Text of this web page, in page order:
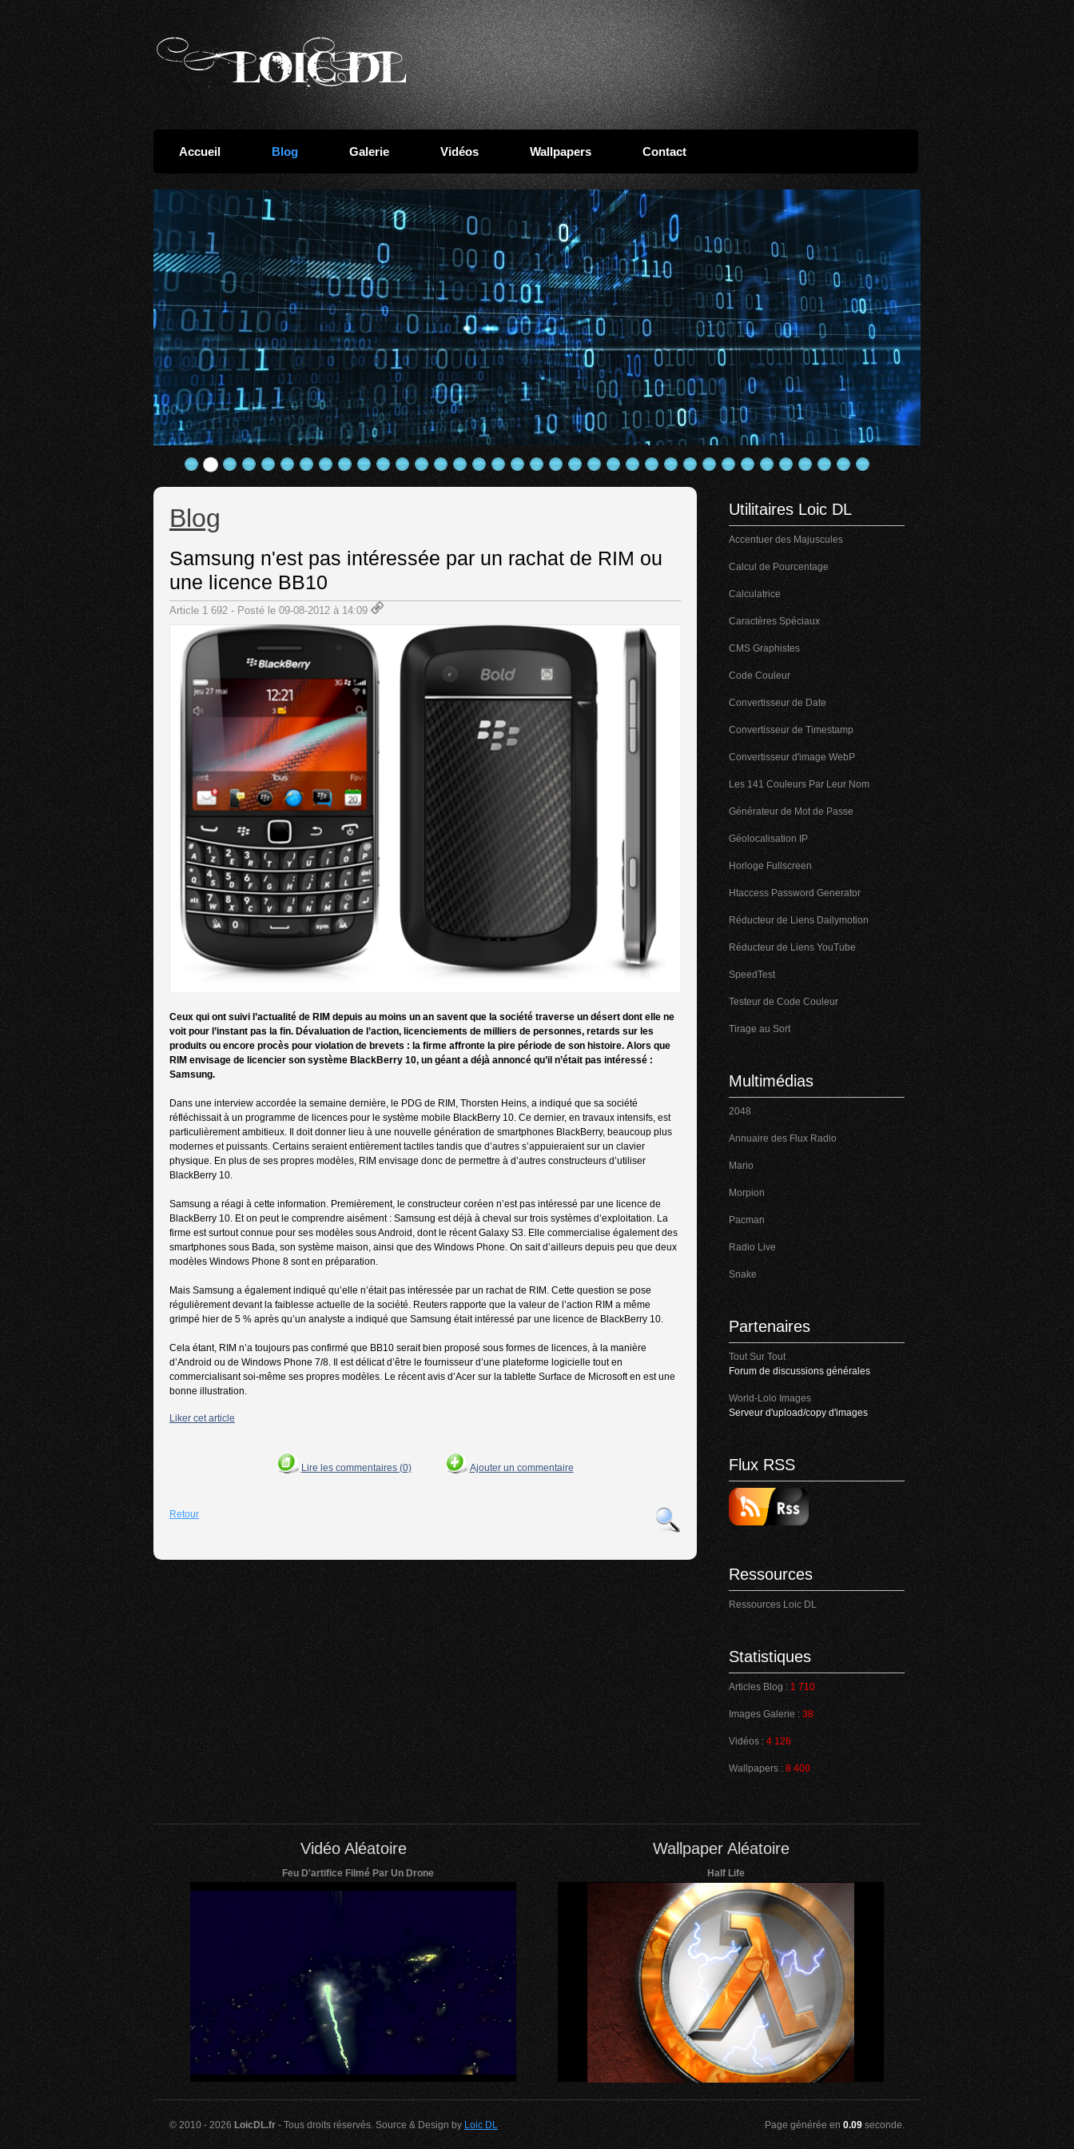
Accueil Blog Galerie Vidéos Wallpapers Contact
Blog
Samsung n'est pas intéressée par un rachat de RIM ou
une licence BB10
Article 1 692 - Posté le 09-08-2012 à 14:09
Ceux qui ont suivi l’actualité de RIM depuis au moins un an savent que la société traverse un désert dont elle ne
voit pour l’instant pas la fin. Dévaluation de l’action, licenciements de milliers de personnes, retards sur les
produits ou encore procès pour violation de brevets : la firme affronte la pire période de son histoire. Alors que
RIM envisage de licencier son système BlackBerry 10, un géant a déjà annoncé qu’il n’était pas intéressé :
Samsung.
Dans une interview accordée la semaine dernière, le PDG de RIM, Thorsten Heins, a indiqué que sa société
réfléchissait à un programme de licences pour le système mobile BlackBerry 10. Ce dernier, en travaux intensifs, est
particulièrement ambitieux. Il doit donner lieu à une nouvelle génération de smartphones BlackBerry, beaucoup plus
modernes et puissants. Certains seraient entièrement tactiles tandis que d’autres s’appuieraient sur un clavier
physique. En plus de ses propres modèles, RIM envisage donc de permettre à d’autres constructeurs d’utiliser
BlackBerry 10.
Samsung a réagi à cette information. Premièrement, le constructeur coréen n’est pas intéressé par une licence de
BlackBerry 10. Et on peut le comprendre aisément : Samsung est déjà à cheval sur trois systèmes d’exploitation. La
firme est surtout connue pour ses modèles sous Android, dont le récent Galaxy S3. Elle commercialise également des
smartphones sous Bada, son système maison, ainsi que des Windows Phone. On sait d’ailleurs depuis peu que deux
modèles Windows Phone 8 sont en préparation.
Mais Samsung a également indiqué qu’elle n’était pas intéressée par un rachat de RIM. Cette question se pose
régulièrement devant la faiblesse actuelle de la société. Reuters rapporte que la valeur de l’action RIM a même
grimpé hier de 5 % après qu’un analyste a indiqué que Samsung était intéressé par une licence de BlackBerry 10.
Cela étant, RIM n’a toujours pas confirmé que BB10 serait bien proposé sous formes de licences, à la manière
d’Android ou de Windows Phone 7/8. Il est délicat d’être le fournisseur d’une plateforme logicielle tout en
commercialisant soi-même ses propres modèles. Le récent avis d’Acer sur la tablette Surface de Microsoft en est une
bonne illustration.
Liker cet article
Lire les commentaires (0) Ajouter un commentaire
Retour
Utilitaires Loic DL
Accentuer des Majuscules
Calcul de Pourcentage
Calculatrice
Caractères Spéciaux
CMS Graphistes
Code Couleur
Convertisseur de Date
Convertisseur de Timestamp
Convertisseur d'image WebP
Les 141 Couleurs Par Leur Nom
Générateur de Mot de Passe
Géolocalisation IP
Horloge Fullscreen
Htaccess Password Generator
Réducteur de Liens Dailymotion
Réducteur de Liens YouTube
SpeedTest
Testeur de Code Couleur
Tirage au Sort
Multimédias
2048
Annuaire des Flux Radio
Mario
Morpion
Pacman
Radio Live
Snake
Partenaires
Tout Sur Tout
Forum de discussions générales
World-Lolo Images
Serveur d'upload/copy d'images
Flux RSS
Ressources
Ressources Loic DL
Statistiques
Articles Blog : 1 710
Images Galerie : 38
Vidéos : 4 126
Wallpapers :8 400
Vidéo Aléatoire
Feu D'artifice Filmé Par Un Drone
Wallpaper Aléatoire
Half Life
© 2010 - 2026LoicDL.fr - Tous droits réservés. Source & Design by Loic DL Page générée en 0.09 seconde.